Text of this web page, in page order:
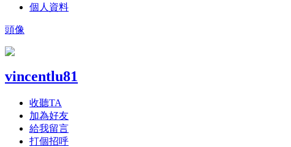
個人資料
頭像
vincentlu81
收聽TA
加為好友
給我留言
打個招呼